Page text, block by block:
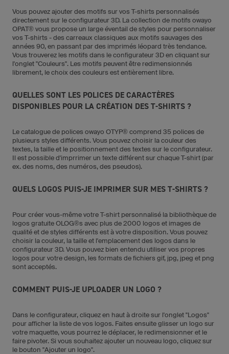
Vous pouvez ajouter des motifs sur vos T-shirts personnalisés
directement sur le configurateur 3D. La collection de motifs owayo
OPAT® vous propose un large éventail de styles pour personnaliser
vos T-shirts - des carreaux classiques aux motifs sauvages des
années 90, en passant par des imprimés léopard très tendance.
Vous trouverez les motifs dans le configurateur 3D en cliquant sur
l'onglet "Couleurs". Les motifs peuvent être redimensionnés
librement, le choix des couleurs est entièrement libre.
QUELLES SONT LES POLICES DE CARACTÈRES
DISPONIBLES POUR LA CRÉATION DES T-SHIRTS ?
Le catalogue de polices owayo OTYP® comprend 35 polices de
plusieurs styles différents. Vous pouvez choisir la couleur des
textes, la taille et le positionnement des textes sur le configurateur.
Il est possible d'imprrimer un texte différent sur chaque T-shirt (par
ex. des noms, des numéros, des pseudos).
QUELS LOGOS PUIS-JE IMPRIMER SUR MES T-SHIRTS ?
Pour créer vous-même votre T-shirt personnalisé la bibliothèque de
logos gratuite OLOG®s avec plus de 2000 logos et images de
qualité et de styles différents est à votre disposition. Vous pouvez
choisir la couleur, la taille et l'emplacement des logos dans le
configurateur 3D. Vous pouvez bien entendu utiliser vos propres
logos pour votre design, les formats de fichiers gif, jpg, jpeg et png
sont acceptés.
COMMENT PUIS-JE UPLOADER UN LOGO ?
Dans le configurateur, cliquez en haut à droite sur l'onglet "Logos"
pour afficher la liste de vos logos. Faites ensuite glisser un logo sur
votre maquette, vous pourrez le déplacer, le redimensionner et le
faire pivoter. Si vous souhaitez ajouter un nouveau logo, cliquez sur
le bouton "Ajouter un logo".